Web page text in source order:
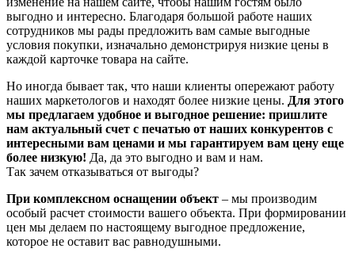
выгодно и интересно. Благодаря большой работе наших
сотрудников мы рады предложить вам самые выгодные
условия покупки, изначально демонстрируя низкие цены в
каждой карточке товара на сайте.
Но иногда бывает так, что наши клиенты опережают работу
наших маркетологов и находят более низкие цены. Для этого
мы предлагаем удобное и выгодное решение: пришлите
нам актуальный счет с печатью от наших конкурентов с
интересными вам ценами и мы гарантируем вам цену еще
более низкую! Да, да это выгодно и вам и нам.
Так зачем отказываться от выгоды?
При комплексном оснащении объект – мы производим
особый расчет стоимости вашего объекта. При формировании
цен мы делаем по настоящему выгодное предложение,
которое не оставит вас равнодушными.